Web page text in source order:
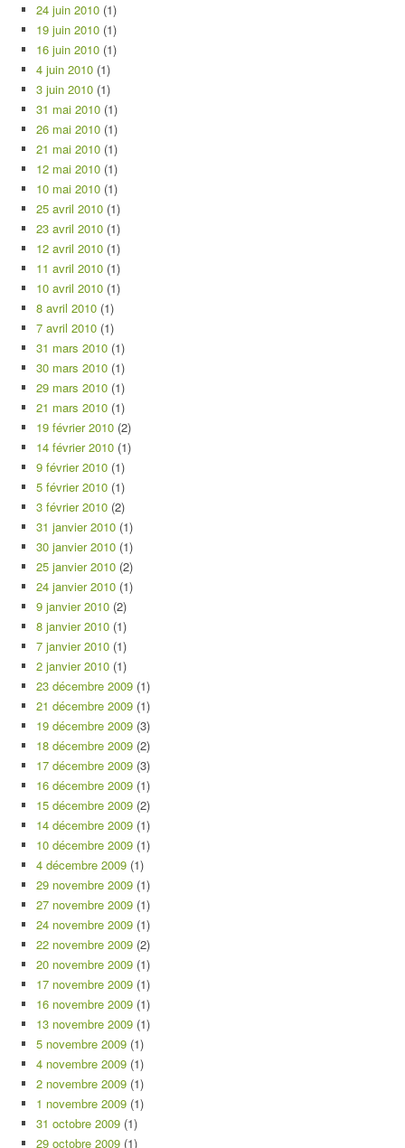
24 juin 2010 (1)
19 juin 2010 (1)
16 juin 2010 (1)
4 juin 2010 (1)
3 juin 2010 (1)
31 mai 2010 (1)
26 mai 2010 (1)
21 mai 2010 (1)
12 mai 2010 (1)
10 mai 2010 (1)
25 avril 2010 (1)
23 avril 2010 (1)
12 avril 2010 (1)
11 avril 2010 (1)
10 avril 2010 (1)
8 avril 2010 (1)
7 avril 2010 (1)
31 mars 2010 (1)
30 mars 2010 (1)
29 mars 2010 (1)
21 mars 2010 (1)
19 février 2010 (2)
14 février 2010 (1)
9 février 2010 (1)
5 février 2010 (1)
3 février 2010 (2)
31 janvier 2010 (1)
30 janvier 2010 (1)
25 janvier 2010 (2)
24 janvier 2010 (1)
9 janvier 2010 (2)
8 janvier 2010 (1)
7 janvier 2010 (1)
2 janvier 2010 (1)
23 décembre 2009 (1)
21 décembre 2009 (1)
19 décembre 2009 (3)
18 décembre 2009 (2)
17 décembre 2009 (3)
16 décembre 2009 (1)
15 décembre 2009 (2)
14 décembre 2009 (1)
10 décembre 2009 (1)
4 décembre 2009 (1)
29 novembre 2009 (1)
27 novembre 2009 (1)
24 novembre 2009 (1)
22 novembre 2009 (2)
20 novembre 2009 (1)
17 novembre 2009 (1)
16 novembre 2009 (1)
13 novembre 2009 (1)
5 novembre 2009 (1)
4 novembre 2009 (1)
2 novembre 2009 (1)
1 novembre 2009 (1)
31 octobre 2009 (1)
29 octobre 2009 (1)